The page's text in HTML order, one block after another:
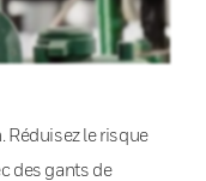
Réduisez le risque
des gants de